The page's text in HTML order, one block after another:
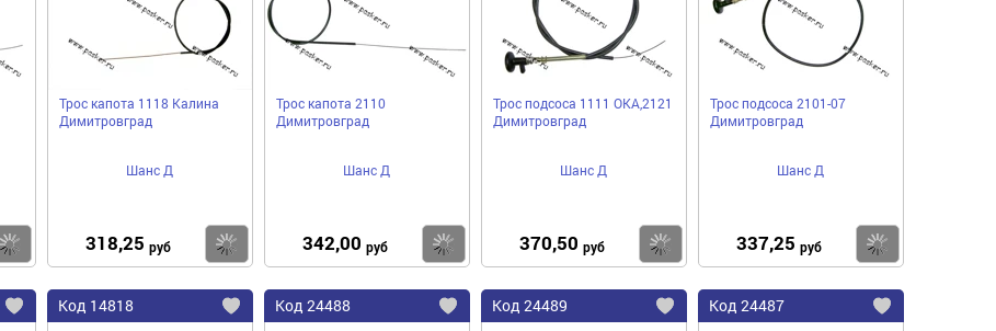
Купить
Трос капота 1118 Калина
Димитровград
Шанс Д
318,25 руб Купить
Трос капота 2110
Димитровград
Шанс Д
342,00 руб Купить
Трос подсоса 1111 ОКА,2121
Димитровград
Шанс Д
370,50 руб Купить
Трос подсоса 2101-07
Димитровград
Шанс Д
337,25 руб
Добавить
Код 14818
Добавить
Код 24488
Добавить
Код 24489
Добавить
Код 24487